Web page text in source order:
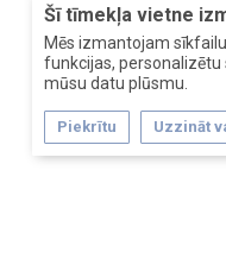
Šī tīmekļa vietne
Mēs izmantojam
funkcijas,
mūsu datu plūsmu.
Piekrītu Uzzināt